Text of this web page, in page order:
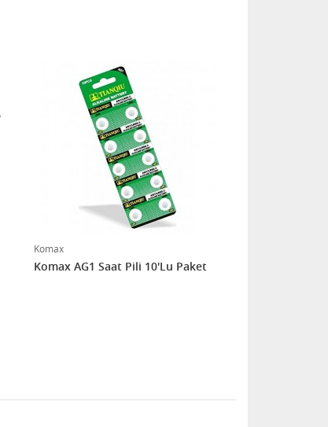
Komax
Komax AG1 Saat Pili 10'Lu Paket